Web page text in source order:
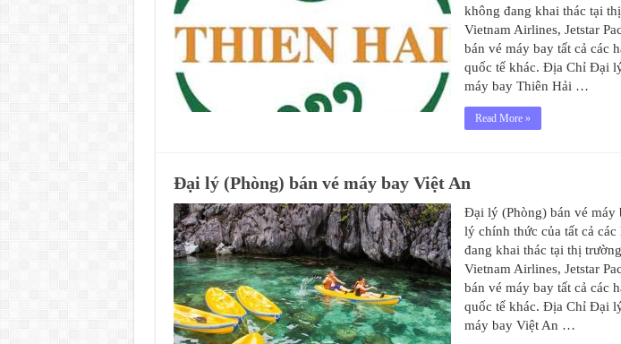
không đang khai thác tại
Vietnam Airlines, Jetstar
bán vé máy bay tất cả các
quốc tế khác. Địa Chỉ Đại
máy bay Thiên Hải …
Read More »
Đại lý (Phòng) bán vé máy bay Việt An
Đại lý (Phòng) bán vé máy
lý chính thức của tất cả các
đang khai thác tại thị
Vietnam Airlines, Jetstar
bán vé máy bay tất cả các
quốc tế khác. Địa Chỉ Đại
máy bay Việt An …